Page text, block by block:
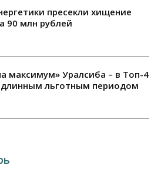
пресекли хищение
90 млн рублей
максимум» Уралсиба – в Топ-4
длинным льготным периодом